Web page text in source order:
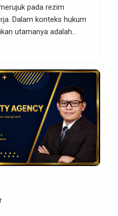
pada rezim
Dalam konteks hukum
utamanya adalah
2023 tentang
menjadi undang-
bisnis, pemerintah
instrumen untuk
mempermudah
[…]